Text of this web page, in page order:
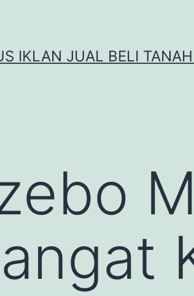
IKLAN JUAL BELI